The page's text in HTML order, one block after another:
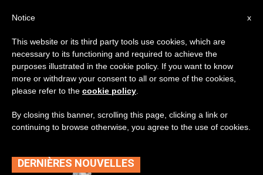
TAG
Posts Tagged ‘يسوع
الراعي الصالح’
DERNIÈRES NOUVELLES
x
Notice
This website or its third party tools use cookies, which are
necessary to its functioning and required to achieve the
purposes illustrated in the cookie policy. If you want to know
more or withdraw your consent to all or some of the cookies,
please refer to the cookie policy
By closing this banner, scrolling this page, clicking a link or
continuing to browse otherwise, you agree to the use of cookies.